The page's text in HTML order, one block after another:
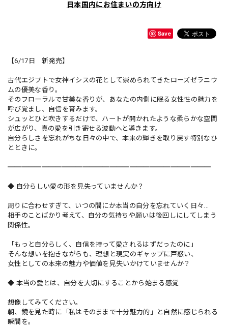
日本国内にお住まいの方向け
Save
【6/17日 新発売】
古代エジプトで女神イシスの花として崇められてきたローズゼラニウ
ムの優美な香り。
そのフローラルで甘美な香りが、あなたの内側に眠る女性性の魅力を
呼び覚まし、自信を育みます。
シュッとひと吹きするだけで、ハートが開かれたような柔らかな空間
が広がり、真の愛を引き寄せる波動へと導きます。
自分らしさを忘れがちな日々の中で、本来の輝きを取り戻す特別なひ
とときに。
━━━━━━━━━━━━━━━━━━━━━━━━━━━━━━
◆ 自分らしい愛の形を見失っていませんか？
周りに合わせすぎて、いつの間にか本当の自分を忘れていく日々...
相手のことばかり考えて、自分の気持ちや願いは後回しにしてしまう
関係性。
「もっと自分らしく、自信を持って愛されるはずだったのに」
そんな想いを抱きながらも、理想と現実のギャップに戸惑い、
女性としての本来の魅力や価値を見失いかけていませんか？
◆ 本当の愛とは、自分を大切にすることから始まる感覚
想像してみてください。
朝、鏡を見た時に「私はそのままで十分魅力的」と自然に感じられる
瞬間を。